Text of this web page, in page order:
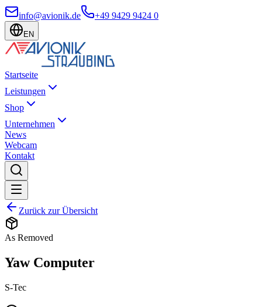
info@avionik.de +49 9429 9424 0
EN
Startseite
Leistungen
Shop
Unternehmen
News
Webcam
Kontakt
Zurück zur Übersicht
As Removed
Yaw Computer
S-Tec